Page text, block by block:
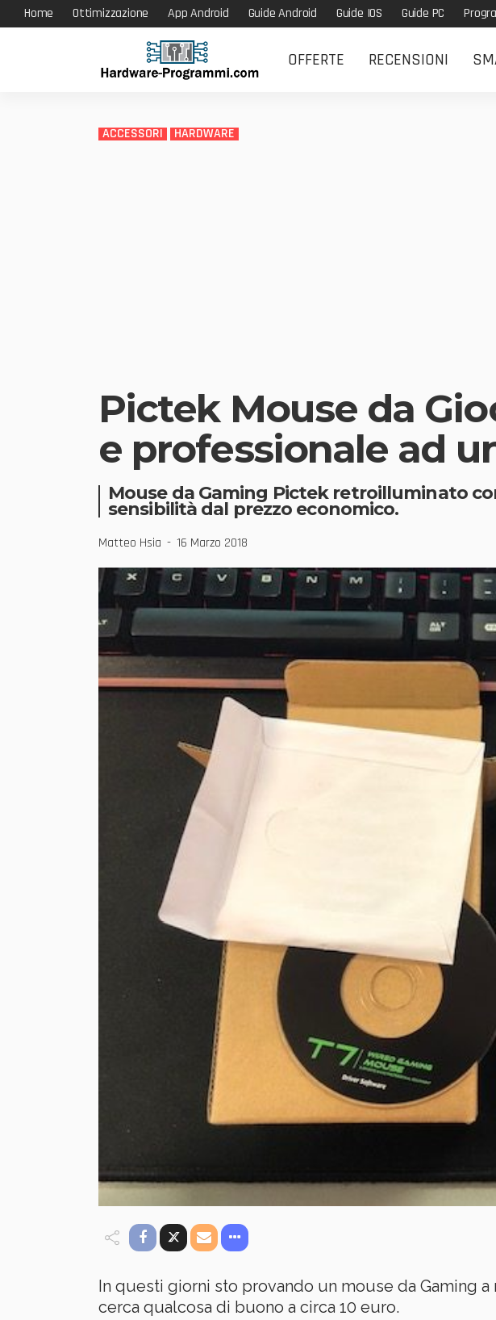
Home Ottimizzazione App Android Guide Android Guide IOS Guide PC
OFFERTE RECENSIONI
ACCESSORI HARDWARE
Pictek Mouse da
e professionale ad
Mouse da Gaming Pictek retroilluminato
sensibilità dal prezzo economico.
Matteo Hsia 16 Marzo 2018
In questi giorni sto provando un mouse da Gaming
cerca qualcosa di buono a circa 10 euro.